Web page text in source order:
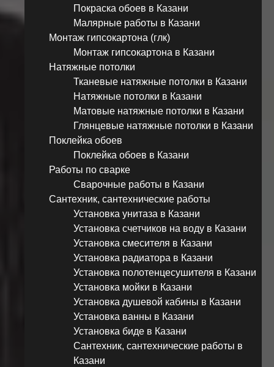
Покраска обоев в Казани
Малярные работы в Казани
Монтаж гипсокартона (глк)
Монтаж гипсокартона в Казани
Натяжные потолки
Тканевые натяжные потолки в Казани
Натяжные потолки в Казани
Матовые натяжные потолки в Казани
Глянцевые натяжные потолки в Казани
Поклейка обоев
Поклейка обоев в Казани
Работы по сварке
Сварочные работы в Казани
Сантехник, сантехнические работы
Установка унитаза в Казани
Установка счетчиков на воду в Казани
Установка смесителя в Казани
Установка радиатора в Казани
Установка полотенцесушителя в Казани
Установка мойки в Казани
Установка душевой кабины в Казани
Установка ванны в Казани
Установка биде в Казани
Сантехник, сантехнические работы в
Казани